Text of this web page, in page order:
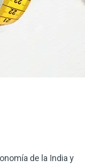
de la India y